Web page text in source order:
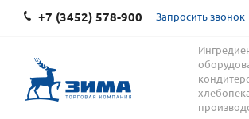
+7 (3452) 578-900 Запросить звонок